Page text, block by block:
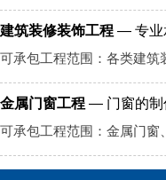
建筑装修装饰工程 — 专业
可承包工程范围： 各类建筑
金属门窗工程 — 门窗的制
可承包工程范围： 金属门窗